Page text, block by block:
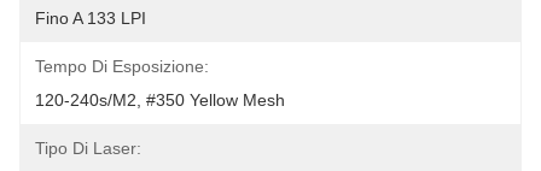
Fino A 133 LPI
Tempo Di Esposizione:
120-240s/m2, #350 Yellow Mesh
Tipo Di Laser: